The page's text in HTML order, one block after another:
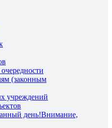
(законным
учреждений
Внимание,